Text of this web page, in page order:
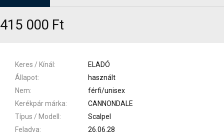
415 000 Ft
Keres / Kínál
ELADÓ
Állapot
használt
Nem
férfi/unisex
Kerékpár márka
CANNONDALE
Típus / Modell
Scalpel
Feladva
26.06.28